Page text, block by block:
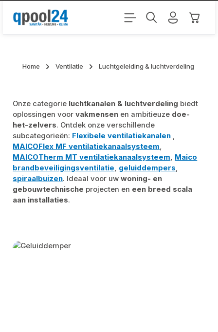
Ga naar de hoofdinhoud
Home Ventilatie Luchtgeleiding & luchtverdeling
Onze categorie luchtkanalen & luchtverdeling biedt
oplossingen voorvakmensen en ambitieuze doe-
het-zelvers. Ontdek onze verschillende
subcategorieën: Flexibele ventilatiekanalen ,
MAICOFlex MF ventilatiekanaalsysteem,
MAICOTherm MT ventilatiekanaalsysteem, Maico
brandbeveiligingsventilatie, geluiddempers,
spiraalbuizen. Ideaal voor uw woning- en
gebouwtechnische projecten en een breed scala
aan installaties.
Skip category gallery